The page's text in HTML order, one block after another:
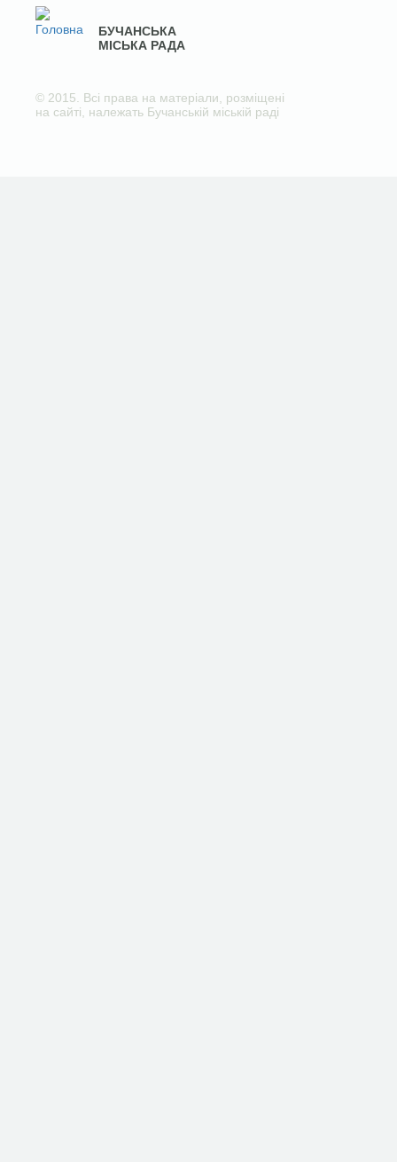
БУЧАНСЬКА
МІСЬКА РАДА
© 2015. Всі права на матеріали, розміщені
на сайті, належать Бучанській міській раді